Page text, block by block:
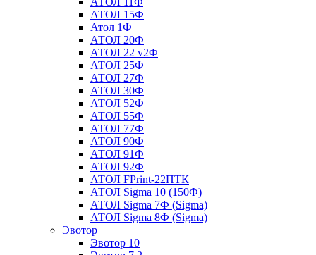
АТОЛ 15Ф
Атол 1Ф
АТОЛ 20Ф
АТОЛ 22 v2Ф
АТОЛ 25Ф
АТОЛ 27Ф
АТОЛ 30Ф
АТОЛ 52Ф
АТОЛ 55Ф
АТОЛ 77Ф
АТОЛ 90Ф
АТОЛ 91Ф
АТОЛ 92Ф
АТОЛ FPrint-22ПТК
АТОЛ Sigma 10 (150Ф)
АТОЛ Sigma 7Ф (Sigma)
АТОЛ Sigma 8Ф (Sigma)
Эвотор
Эвотор 10